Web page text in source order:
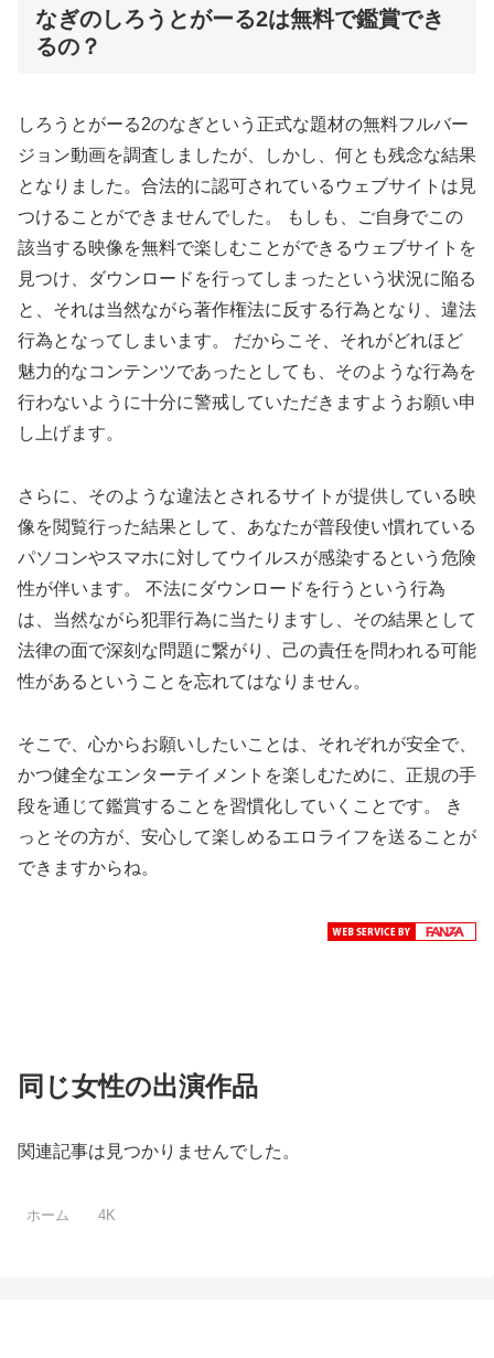
なぎのしろうとがーる2は無料で鑑賞でき
るの？
しろうとがーる2のなぎという正式な題材の無料フルバー
ジョン動画を調査しましたが、しかし、何とも残念な結果
となりました。合法的に認可されているウェブサイトは見
つけることができませんでした。 もしも、ご自身でこの
該当する映像を無料で楽しむことができるウェブサイトを
見つけ、ダウンロードを行ってしまったという状況に陥る
と、それは当然ながら著作権法に反する行為となり、違法
行為となってしまいます。 だからこそ、それがどれほど
魅力的なコンテンツであったとしても、そのような行為を
行わないように十分に警戒していただきますようお願い申
し上げます。
さらに、そのような違法とされるサイトが提供している映
像を閲覧行った結果として、あなたが普段使い慣れている
パソコンやスマホに対してウイルスが感染するという危険
性が伴います。 不法にダウンロードを行うという行為
は、当然ながら犯罪行為に当たりますし、その結果として
法律の面で深刻な問題に繋がり、己の責任を問われる可能
性があるということを忘れてはなりません。
そこで、心からお願いしたいことは、それぞれが安全で、
かつ健全なエンターテイメントを楽しむために、正規の手
段を通じて鑑賞することを習慣化していくことです。 き
っとその方が、安心して楽しめるエロライフを送ることが
できますからね。
同じ女性の出演作品
関連記事は見つかりませんでした。
ホーム 4K